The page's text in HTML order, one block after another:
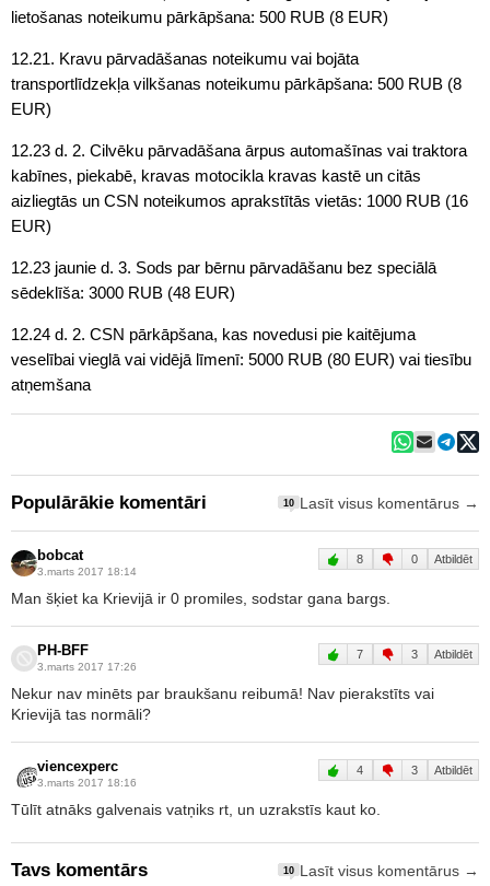
lietošanas noteikumu pārkāpšana: 500 RUB (8 EUR)
12.21. Kravu pārvadāšanas noteikumu vai bojāta
transportlīdzekļa vilkšanas noteikumu pārkāpšana: 500 RUB (8
EUR)
12.23 d. 2. Cilvēku pārvadāšana ārpus automašīnas vai traktora
kabīnes, piekabē, kravas motocikla kravas kastē un citās
aizliegtās un CSN noteikumos aprakstītās vietās: 1000 RUB (16
EUR)
12.23 jaunie d. 3. Sods par bērnu pārvadāšanu bez speciālā
sēdeklīša: 3000 RUB (48 EUR)
12.24 d. 2. CSN pārkāpšana, kas novedusi pie kaitējuma
veselībai vieglā vai vidējā līmenī: 5000 RUB (80 EUR) vai tiesību
atņemšana
Populārākie komentāri 10 Lasīt visus komentārus →
bobcat
3.marts 2017 18:14
8 0 Atbildēt
Man šķiet ka Krievijā ir 0 promiles, sodstar gana bargs.
PH-BFF
3.marts 2017 17:26
7 3 Atbildēt
Nekur nav minēts par braukšanu reibumā! Nav pierakstīts vai
Krievijā tas normāli?
viencexperc
3.marts 2017 18:16
4 3 Atbildēt
Tūlīt atnāks galvenais vatņiks rt, un uzrakstīs kaut ko.
Tavs komentārs 10 Lasīt visus komentārus →